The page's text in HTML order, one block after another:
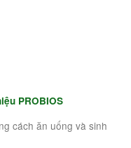
PROBIOS
cách ăn uống và sinh